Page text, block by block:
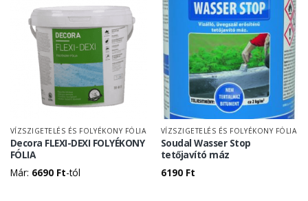
VÍZSZIGETELÉS ÉS FOLYÉKONY FÓLIA
Decora FLEXI-DEXI FOLYÉKONY
FÓLIA
Már: 6690 Ft-tól
VÍZSZIGETELÉS ÉS FOLYÉKONY FÓLIA
Soudal Wasser Stop
tetőjavító máz
6190 Ft